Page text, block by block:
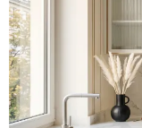
О компании
Оплата и доставка